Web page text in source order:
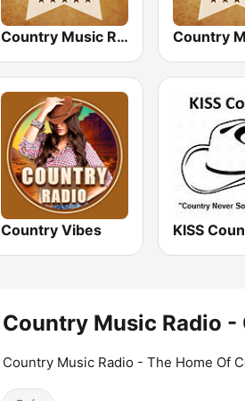
Country Music Radio - Easy Country
Country Vibes KISS
Country Music Radio
Country Music Radio - The Home Of